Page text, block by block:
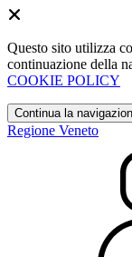
Questo sito utilizza
continuazione della
COOKIE POLICY
Continua la
Regione Veneto